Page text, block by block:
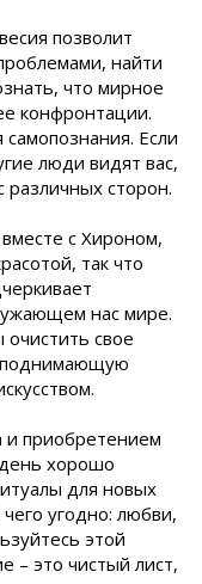
позволит
найти
что мирное
конфронтации.
Если
люди видят вас,
различных сторон.
с Хироном,
так что
нас мире.
свое
поднимающую
и приобретением
хорошо
для новых
угодно: любви,
этой
– это чистый лист,